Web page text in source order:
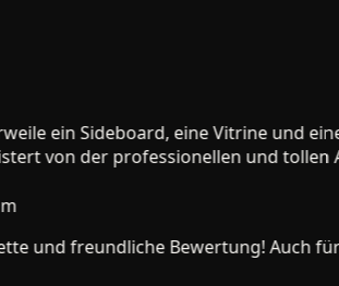
ein Sideboard, eine Vitrine und
von der professionellen und tollen
und freundliche Bewertung! Auch für